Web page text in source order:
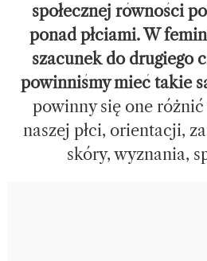
społecznej równości
ponad płciami. W
szacunek do drugiego
powinniśmy mieć takie
powinny się one
naszej płci, orientacji,
skóry, wyznania,